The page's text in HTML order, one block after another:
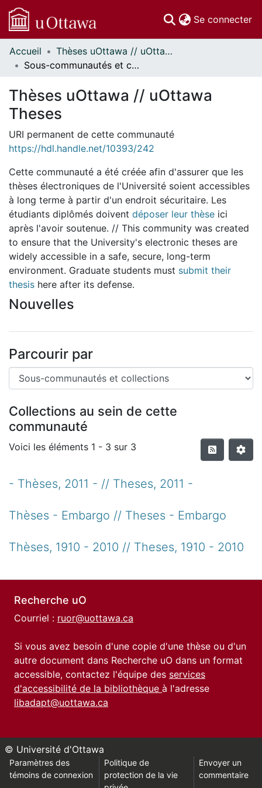
Se connecter
Communautés
et collections
Statistiques
À propos
Accueil
Thèses uOttawa // uOttawa Theses
Sous-communautés et collections
Thèses uOttawa // uOttawa
Theses
URI permanent de cette communauté
https://hdl.handle.net/10393/242
Cette communauté a été créée afin d'assurer que les
thèses électroniques de l'Université soient accessibles
à long terme à partir d'un endroit sécuritaire. Les
étudiants diplômés doivent déposer leur thèse ici
après l'avoir soutenue. // This community was created
to ensure that the University's electronic theses are
widely accessible in a safe, secure, long-term
environment. Graduate students must submit their
thesis here after its defense.
Nouvelles
Parcourir par
Collections au sein de cette
communauté
Voici les éléments 1 - 3 sur 3
- Thèses, 2011 - // Theses, 2011 -
Thèses - Embargo // Theses - Embargo
Thèses, 1910 - 2010 // Theses, 1910 - 2010
Recherche uO
Courriel : ruor@uottawa.ca
Si vous avez besoin d'une copie d'une thèse ou d'un
autre document dans Recherche uO dans un format
accessible, contactez l'équipe des services
d'accessibilité de la bibliothèque à l'adresse
libadapt@uottawa.ca
© Université d'Ottawa
Paramètres des
témoins de connexion
Politique de
protection de la vie
Envoyer un
commentaire